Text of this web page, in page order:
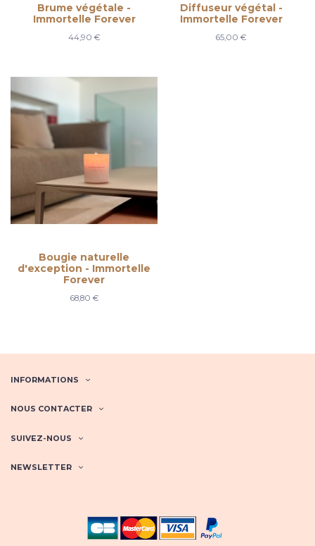
Brume végétale -
Immortelle Forever
44,90 €
Diffuseur végétal -
Immortelle Forever
65,00 €
Bougie naturelle
d'exception - Immortelle
Forever
68,80 €
INFORMATIONS
NOUS CONTACTER
SUIVEZ-NOUS
NEWSLETTER